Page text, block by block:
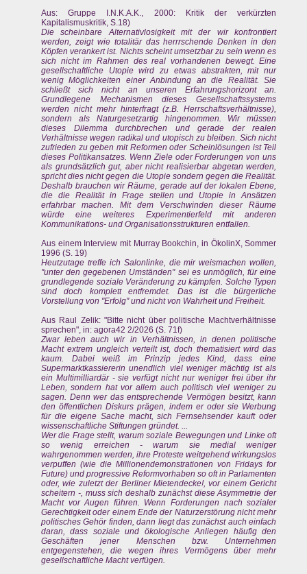
Aus: Gruppe I.N.K.A.K., 2000: Kritik der verkürzten
Kapitalismuskritik, S.18)
Die scheinbare Alternativlosigkeit mit der wir konfrontiert
werden, zeigt wie totalitär das herrrschende Denken in den
Köpfen verankert ist. Nichts scheint umsetzbar zu sein wenn es
sich nicht im Rahmen des real vorhandenen bewegt. Eine
gesellschaftliche Utopie wird zu etwas abstrakten, mit nur
wenig Möglichkeiten einer Anbindung an die Realität. Sie
schließt sich nicht an unseren Erfahrungshorizont an.
Grundlegene Mechanismen dieses Gesellschaftssystems
werden nicht mehr hinterfragt (z.B. Herrschaftsverhältnisse),
sondern als Naturgesetzartig hingenommen. Wir müssen
dieses Dilemma durchbrechen und gerade der realen
Verhältnisse wegen radikal und utopisch zu bleiben. Sich nicht
zufrieden zu geben mit Reformen oder Scheinlösungen ist Teil
dieses Politikansatzes. Wenn Ziele oder Forderungen von uns
als grundsätzlich gut, aber nicht realisierbar abgetan werden,
spricht dies nicht gegen die Utopie sondern gegen die Realität.
Deshalb brauchen wir Räume, gerade auf der lokalen Ebene,
die die Realität in Frage stellen und Utopie in Ansätzen
erfahrbar machen. Mit dem Verschwinden dieser Räume
würde eine weiteres Experimentierfeld mit anderen
Kommunikations- und Organisationsstrukturen entfallen.
Aus einem Interview mit Murray Bookchin, in ÖkolinX, Sommer
1996 (S. 19)
Heutzutage treffe ich Salonlinke, die mir weismachen wollen,
"unter den gegebenen Umständen" sei es unmöglich, für eine
grundlegende soziale Veränderung zu kämpfen. Solche Typen
sind doch komplett entfremdet. Das ist die bürgerliche
Vorstellung von "Erfolg" und nicht von Wahrheit und Freiheit.
Aus Raul Zelik: "Bitte nicht über politische Machtverhältnisse
sprechen", in: agora42 2/2026 (S. 71f)
Zwar leben auch wir in Verhältnissen, in denen politische
Macht extrem ungleich verteilt ist, doch thematisiert wird das
kaum. Dabei weiß im Prinzip jedes Kind, dass eine
Supermarktkassiererin unendlich viel weniger mächtig ist als
ein Multimilliardär - sie verfügt nicht nur weniger frei über ihr
Leben, sondern hat vor allem auch politisch viel weniger zu
sagen. Denn wer das entsprechende Vermögen besitzt, kann
den öffentlichen Diskurs prägen, indem er oder sie Werbung
für die eigene Sache macht, sich Fernsehsender kauft oder
wissenschaftliche Stiftungen gründet. ...
Wer die Frage stellt, warum soziale Bewegungen und Linke oft
so wenig erreichen - warum sie medial weniger
wahrgenommen werden, ihre Proteste weitgehend wirkungslos
verpuffen (wie die Millionendemonstrationen von Fridays for
Future) und progressive Reformvorhaben so oft in Parlamenten
oder, wie zuletzt der Berliner Mietendecke!, vor einem Gericht
scheitern -, muss sich deshalb zunächst diese Asymmetrie der
Macht vor Augen führen. Wenn Forderungen nach sozialer
Gerechtigkeit oder einem Ende der Naturzerstörung nicht mehr
politisches Gehör finden, dann liegt das zunächst auch einfach
daran, dass soziale und ökologische Anliegen häufig den
Geschäften jener Menschen bzw. Unternehmen
entgegenstehen, die wegen ihres Vermögens über mehr
gesellschaftliche Macht verfügen.